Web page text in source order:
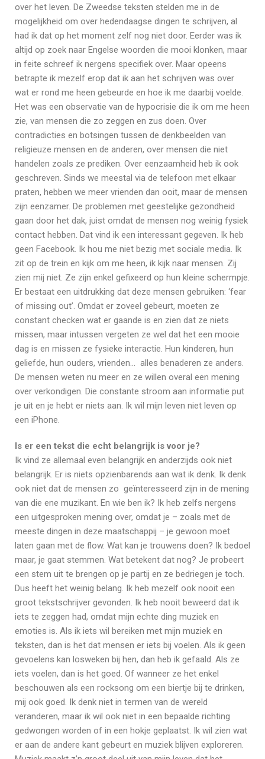
over het leven. De Zweedse teksten stelden me in de
mogelijkheid om over hedendaagse dingen te schrijven, al
had ik dat op het moment zelf nog niet door. Eerder was ik
altijd op zoek naar Engelse woorden die mooi klonken, maar
in feite schreef ik nergens specifiek over. Maar opeens
betrapte ik mezelf erop dat ik aan het schrijven was over
wat er rond me heen gebeurde en hoe ik me daarbij voelde.
Het was een observatie van de hypocrisie die ik om me heen
zie, van mensen die zo zeggen en zus doen. Over
contradicties en botsingen tussen de denkbeelden van
religieuze mensen en de anderen, over mensen die niet
handelen zoals ze prediken. Over eenzaamheid heb ik ook
geschreven. Sinds we meestal via de telefoon met elkaar
praten, hebben we meer vrienden dan ooit, maar de mensen
zijn eenzamer. De problemen met geestelijke gezondheid
gaan door het dak, juist omdat de mensen nog weinig fysiek
contact hebben. Dat vind ik een interessant gegeven. Ik heb
geen Facebook. Ik hou me niet bezig met sociale media. Ik
zit op de trein en kijk om me heen, ik kijk naar mensen. Zij
zien mij niet. Ze zijn enkel gefixeerd op hun kleine schermpje.
Er bestaat een uitdrukking dat deze mensen gebruiken: ‘fear
of missing out’. Omdat er zoveel gebeurt, moeten ze
constant checken wat er gaande is en zien dat ze niets
missen, maar intussen vergeten ze wel dat het een mooie
dag is en missen ze fysieke interactie. Hun kinderen, hun
geliefde, hun ouders, vrienden… alles benaderen ze anders.
De mensen weten nu meer en ze willen overal een mening
over verkondigen. Die constante stroom aan informatie put
je uit en je hebt er niets aan. Ik wil mijn leven niet leven op
een iPhone.
Is er een tekst die echt belangrijk is voor je?
Ik vind ze allemaal even belangrijk en anderzijds ook niet
belangrijk. Er is niets opzienbarends aan wat ik denk. Ik denk
ook niet dat de mensen zo geïnteresseerd zijn in de mening
van die ene muzikant. En wie ben ik? Ik heb zelfs nergens
een uitgesproken mening over, omdat je – zoals met de
meeste dingen in deze maatschappij – je gewoon moet
laten gaan met de flow. Wat kan je trouwens doen? Ik bedoel
maar, je gaat stemmen. Wat betekent dat nog? Je probeert
een stem uit te brengen op je partij en ze bedriegen je toch.
Dus heeft het weinig belang. Ik heb mezelf ook nooit een
groot tekstschrijver gevonden. Ik heb nooit beweerd dat ik
iets te zeggen had, omdat mijn echte ding muziek en
emoties is. Als ik iets wil bereiken met mijn muziek en
teksten, dan is het dat mensen er iets bij voelen. Als ik geen
gevoelens kan losweken bij hen, dan heb ik gefaald. Als ze
iets voelen, dan is het goed. Of wanneer ze het enkel
beschouwen als een rocksong om een biertje bij te drinken,
mij ook goed. Ik denk niet in termen van de wereld
veranderen, maar ik wil ook niet in een bepaalde richting
gedwongen worden of in een hokje geplaatst. Ik wil zien wat
er aan de andere kant gebeurt en muziek blijven exploreren.